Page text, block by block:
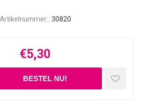
Artikelnummer:: 30820
€5,30